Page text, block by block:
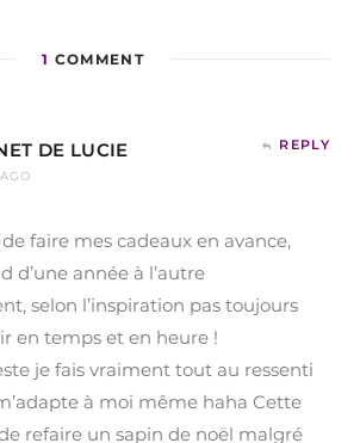
1 COMMENT
DE LUCIE REPLY
de faire mes cadeaux en avance,
d’une année à l’autre
selon l’inspiration pas toujours
en temps et en heure !
je fais vraiment tout au ressenti
à moi même haha Cette
refaire un sapin de noël malgré